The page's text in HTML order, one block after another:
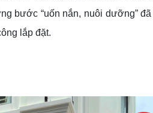
bước “uốn nắn, nuôi dưỡng”
lắp đặt.